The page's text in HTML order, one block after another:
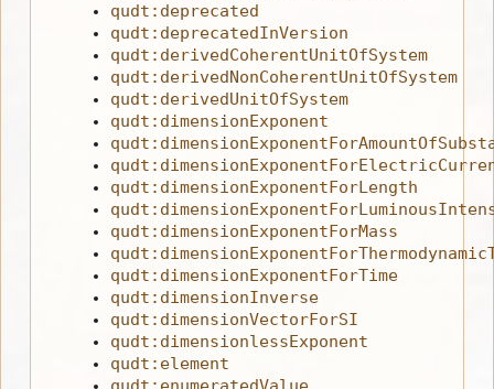
qudt:deprecated
qudt:deprecatedInVersion
qudt:derivedCoherentUnitOfSystem
qudt:derivedNonCoherentUnitOfSystem
qudt:derivedUnitOfSystem
qudt:dimensionExponent
qudt:dimensionExponentForLength
qudt:dimensionExponentForMass
qudt:dimensionExponentForTime
qudt:dimensionInverse
qudt:dimensionVectorForSI
qudt:dimensionlessExponent
qudt:element